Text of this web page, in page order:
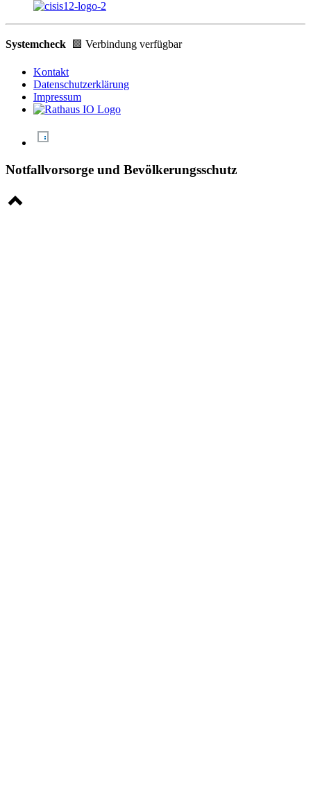
Systemcheck 🟩 Verbindung verfügbar
Kontakt
Datenschutzerklärung
Impressum
Notfallvorsorge und Bevölkerungsschutz